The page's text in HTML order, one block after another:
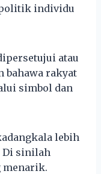
individu
atau
bahawa rakyat
simbol dan
lebih
Di sinilah
menarik.